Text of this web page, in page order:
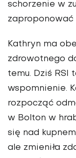
schorzenie w
zaproponować
Kathryn ma
zdrowotnego
temu. Dziś RSI
wspomnienie.
rozpocząć
w Bolton w
się nad
ale zmieniła